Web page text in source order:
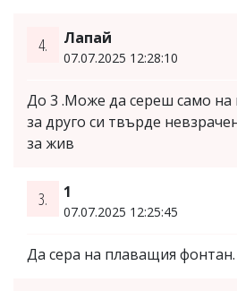
4. Лапай
07.07.2025 12:28:10
До 3 .Може да сереш само на
за друго си твърде
за жив
3. 1
07.07.2025 12:25:45
Да сера на плаващия